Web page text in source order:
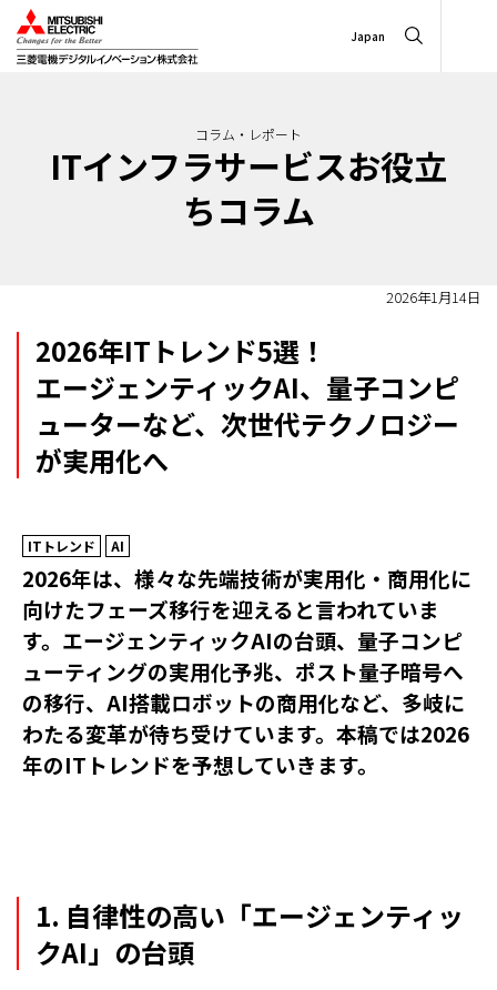
Japan
コラム・レポート
ITインフラサービスお役立
ちコラム
2026年1月14日
2026年ITトレンド5選！
エージェンティックAI、量子コンピ
ューターなど、次世代テクノロジー
が実用化へ
ITトレンド AI
2026年は、様々な先端技術が実用化・商用化に
向けたフェーズ移行を迎えると言われていま
す。エージェンティックAIの台頭、量子コンピ
ューティングの実用化予兆、ポスト量子暗号へ
の移行、AI搭載ロボットの商用化など、多岐に
わたる変革が待ち受けています。本稿では2026
年のITトレンドを予想していきます。
1. 自律性の高い「エージェンティッ
クAI」の台頭